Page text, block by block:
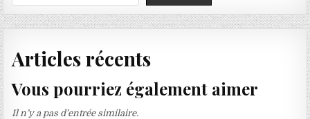
Articles récents
Vous pourriez également aimer
Il n’y a pas d’entrée similaire.